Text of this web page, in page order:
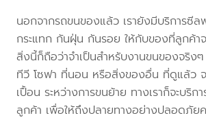
นอกจากรถขนของแล้ว เรายังมีบริการซี
กระแทก กันฝุ่น กันรอย ให้กับของที่ลูกค้า
สิ่งนี้ก็ถือว่าจำเป็นสำหรับงานขนของจริง
ทีวี โซฟา ที่นอน หรือสิ่งของอื่น ที่ดูแล้ว จ
เปื้อน ระหว่างการขนย้าย ทางเราก็จะบริก
ลูกค้า เพื่อให้ถึงปลายทางอย่างปลอดภัย